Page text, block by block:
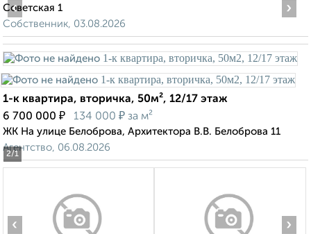
Советская 1
Собственник, 03.08.2026
2/1
‹ ›
1-к квартира, вторичка, 50м², 12/17 этаж
6 700 000 ₽ 134 000 ₽ за м²
ЖК На улице Белоброва, Архитектора В.В. Белоброва 11
Агентство, 06.08.2026
‹ ›